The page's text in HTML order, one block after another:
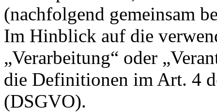
(nachfolgend gemeinsam
Im Hinblick auf die
„Verarbeitung“ oder
die Definitionen im Art. 4
(DSGVO).